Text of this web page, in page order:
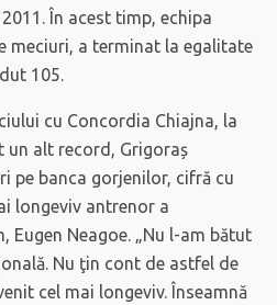
În acest timp, echipa
meciuri, a terminat la egalitate
105.
cu Concordia Chiajna, la
un alt record, Grigoraș
pe banca gorjenilor, cifră cu
longeviv antrenor a
Eugen Neagoe. „Nu l-am bătut
Nu ţin cont de astfel de
cel mai longeviv. Înseamnă